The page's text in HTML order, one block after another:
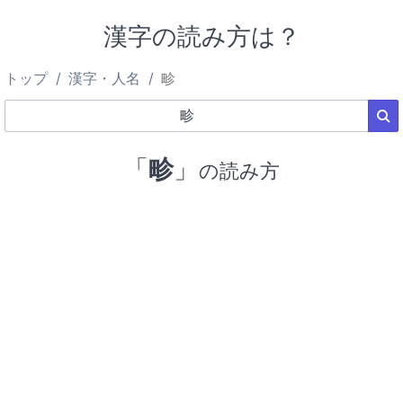
漢字の読み方は？
トップ 漢字・人名 畛
「畛」 の読み方